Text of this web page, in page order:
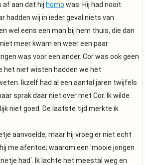
af aan dat hij homo was. Hij had nooit
hadden wij in ieder geval niets van
wel eens een man bij hem thuis, die dan
meer kwam en weer een paar
was voor een ander. Cor was ook geen
het niet wisten hadden we het
Ikzelf had al een aantal jaren twijfels
sprak daar niet over met Cor. Ik wilde
niet goed. De laatste tijd merkte ik
aanvoelde, maar hij vroeg er niet echt
me afentoe; waarom een 'mooie jongen
had'. Ik lachte het meestal weg en